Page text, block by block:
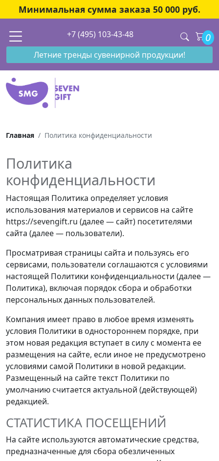
Минимальная сумма заказа 50 000 руб.
+7 (495) 103-43-48 0
Летние тренды сувенирной продукции!
Главная Политика конфиденциальности
Политика
конфиденциальности
Настоящая Политика определяет условия
использования материалов и сервисов на сайте
https://sevengift.ru (далее — сайт) посетителями
сайта (далее — пользователи).
Просматривая страницы сайта и пользуясь его
сервисами, пользователи соглашаются с условиями
настоящей Политики конфиденциальности (далее —
Политика), включая порядок сбора и обработки
персональных данных пользователей.
Компания имеет право в любое время изменять
условия Политики в одностороннем порядке, при
этом новая редакция вступает в силу с момента ее
размещения на сайте, если иное не предусмотрено
условиями самой Политики в новой редакции.
Размещенный на сайте текст Политики по
умолчанию считается актуальной (действующей)
редакцией.
СТАТИСТИКА ПОСЕЩЕНИЙ
На сайте используются автоматические средства,
предназначенные для сбора обезличенных